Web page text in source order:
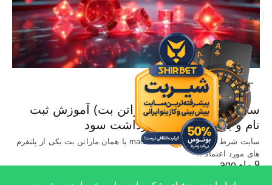
X
سایت معتبر شرط بندی
سایت Marathonbet (ماراتن بت) آموزش ثبت
نام و بررسی شرایط برداشت سود
سایت شرط بندی خارجی marathonbet یا همان ماراتن بت یکی از پلتفرم
های مورد اعتماد…
9 ماه ago